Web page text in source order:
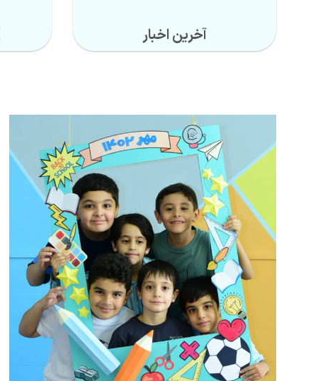
آخرین اخبار